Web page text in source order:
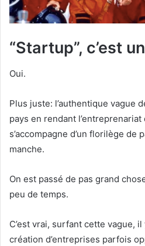
“Startup”, c’est
Oui.
Plus juste: l’authentique vague
pays en rendant
s’accompagne d’un florilège de
manche.
On est passé de pas grand
peu de temps.
C’est vrai, surfant cette vague,
création d’entreprises parfois